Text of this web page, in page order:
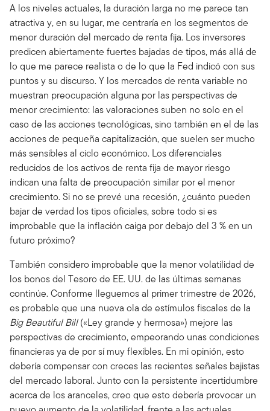
A los niveles actuales, la duración larga no me parece tan
atractiva y, en su lugar, me centraría en los segmentos de
menor duración del mercado de renta fija. Los inversores
predicen abiertamente fuertes bajadas de tipos, más allá de
lo que me parece realista o de lo que la Fed indicó con sus
puntos y su discurso. Y los mercados de renta variable no
muestran preocupación alguna por las perspectivas de
menor crecimiento: las valoraciones suben no solo en el
caso de las acciones tecnológicas, sino también en el de las
acciones de pequeña capitalización, que suelen ser mucho
más sensibles al ciclo económico. Los diferenciales
reducidos de los activos de renta fija de mayor riesgo
indican una falta de preocupación similar por el menor
crecimiento. Si no se prevé una recesión, ¿cuánto pueden
bajar de verdad los tipos oficiales, sobre todo si es
improbable que la inflación caiga por debajo del 3 % en un
futuro próximo?
También considero improbable que la menor volatilidad de
los bonos del Tesoro de EE. UU. de las últimas semanas
continúe. Conforme lleguemos al primer trimestre de 2026,
es probable que una nueva ola de estímulos fiscales de la
Big Beautiful Bill(«Ley grande y hermosa») mejore las
perspectivas de crecimiento, empeorando unas condiciones
financieras ya de por sí muy flexibles. En mi opinión, esto
debería compensar con creces las recientes señales bajistas
del mercado laboral. Junto con la persistente incertidumbre
acerca de los aranceles, creo que esto debería provocar un